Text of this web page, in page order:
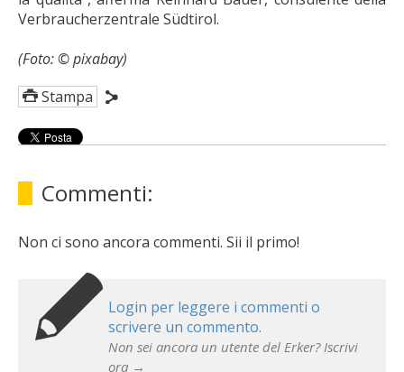
Verbraucherzentrale Südtirol.
(Foto: © pixabay)
Stampa
Commenti:
Non ci sono ancora commenti. Sii il primo!
Login per leggere i commenti o
scrivere un commento.
Non sei ancora un utente del Erker? Iscrivi
ora →